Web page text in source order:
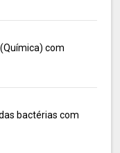
com
bactérias com